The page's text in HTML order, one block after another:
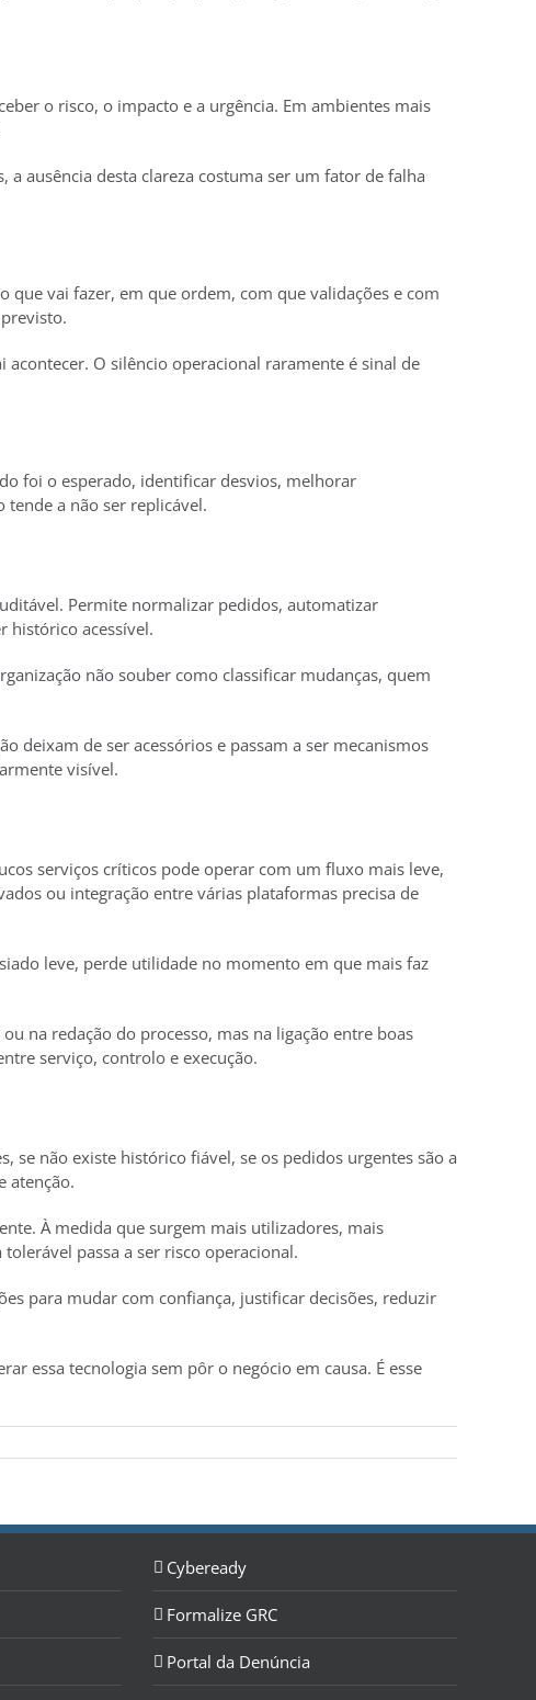
o risco, o impacto e a urgência. Em ambientes mais
ausência desta clareza costuma ser um fator de falha
que vai fazer, em que ordem, com que validações e com
O silêncio operacional raramente é sinal de
foi o esperado, identificar desvios, melhorar
tende a não ser replicável.
Permite normalizar pedidos, automatizar
histórico acessível.
não souber como classificar mudanças, quem
deixam de ser acessórios e passam a ser mecanismos
visível.
serviços críticos pode operar com um fluxo mais leve,
ou integração entre várias plataformas precisa de
leve, perde utilidade no momento em que mais faz
na redação do processo, mas na ligação entre boas
serviço, controlo e execução.
se não existe histórico fiável, se os pedidos urgentes são a
atenção.
À medida que surgem mais utilizadores, mais
passa a ser risco operacional.
para mudar com confiança, justificar decisões, reduzir
essa tecnologia sem pôr o negócio em causa. É esse
Cybeready
Formalize GRC
Portal da Denúncia